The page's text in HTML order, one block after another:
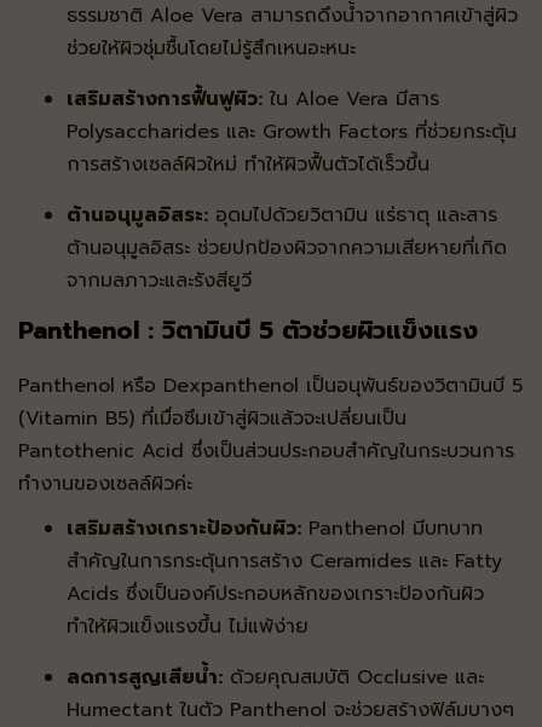
ธรรมชาติ Aloe Vera สามารถดึงน้ำจากอากาศเข้าสู่ผิว
ช่วยให้ผิวชุ่มชื้นโดยไม่รู้สึกเหนอะหนะ
เสริมสร้างการฟื้นฟูผิว: ใน Aloe Vera มีสาร
Polysaccharides และ Growth Factors ที่ช่วยกระตุ้น
การสร้างเซลล์ผิวใหม่ ทำให้ผิวฟื้นตัวได้เร็วขึ้น
ต้านอนุมูลอิสระ: อุดมไปด้วยวิตามิน แร่ธาตุ และสาร
ต้านอนุมูลอิสระ ช่วยปกป้องผิวจากความเสียหายที่เกิด
จากมลภาวะและรังสียูวี
Panthenol : วิตามินบี 5 ตัวช่วยผิวแข็งแรง
Panthenol หรือ Dexpanthenol เป็นอนุพันธ์ของวิตามินบี 5
(Vitamin B5) ที่เมื่อซึมเข้าสู่ผิวแล้วจะเปลี่ยนเป็น
Pantothenic Acid ซึ่งเป็นส่วนประกอบสำคัญในกระบวนการ
ทำงานของเซลล์ผิวค่ะ
เสริมสร้างเกราะป้องกันผิว: Panthenol มีบทบาท
สำคัญในการกระตุ้นการสร้าง Ceramides และ Fatty
Acids ซึ่งเป็นองค์ประกอบหลักของเกราะป้องกันผิว
ทำให้ผิวแข็งแรงขึ้น ไม่แพ้ง่าย
ลดการสูญเสียน้ำ: ด้วยคุณสมบัติ Occlusive และ
Humectant ในตัว Panthenol จะช่วยสร้างฟิล์มบางๆ